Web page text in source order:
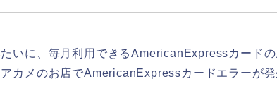
いに、毎月利用できるAmericanExpressカード
カメのお店でAmericanExpressカードエラーが